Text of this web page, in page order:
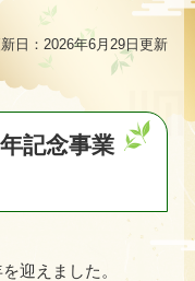
日：2026年6月29日更新
記念事業
迎えました。